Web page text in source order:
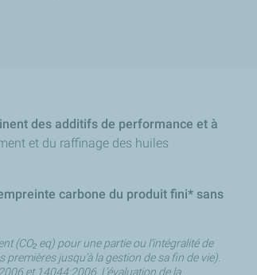
des additifs de performance et à
et du raffinage des huiles
carbone du produit fini* sans
(CO₂ eq) pour une partie ou l’intégralité de
jusqu’à la gestion de sa fin de vie).
et 14044:2006. L‘évaluation de la